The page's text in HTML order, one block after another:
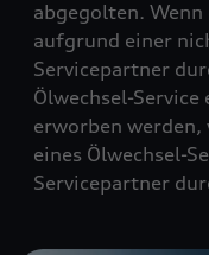
abgegolten.
aufgrund einer
Servicepartner
Ölwechsel-
erworben
eines Ölwechsel-
Servicepartner